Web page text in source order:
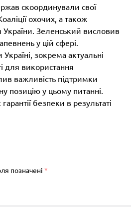
скоординували свої
охочих, а також
України. Зеленський висловив
у цій сфері.
зокрема актуальні
для використання
важливість підтримки
позицію у цьому питанні.
безпеки в результаті
позначені *